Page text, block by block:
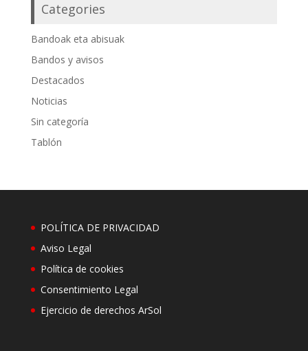
Categories
Bandoak eta abisuak
Bandos y avisos
Destacados
Noticias
Sin categoría
Tablón
POLÍTICA DE PRIVACIDAD
Aviso Legal
Política de cookies
Consentimiento Legal
Ejercicio de derechos ArSol